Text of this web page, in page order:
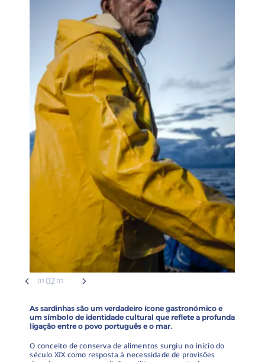
As sardinhas são um verdadeiro ícone gastronómico e
um símbolo de identidade cultural que reflete a profunda
ligação entre o povo português e o mar.
O conceito de conserva de alimentos surgiu no início do
século XIX como resposta à necessidade de provisões